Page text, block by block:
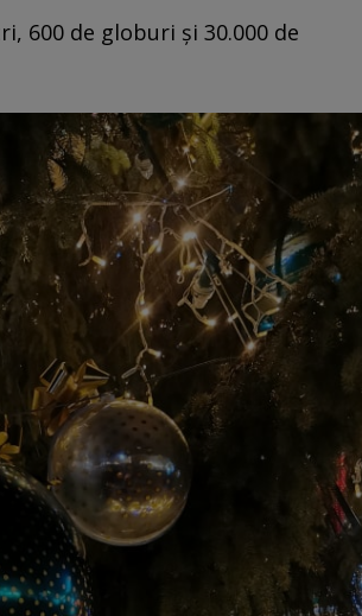
600 de globuri şi 30.000 de